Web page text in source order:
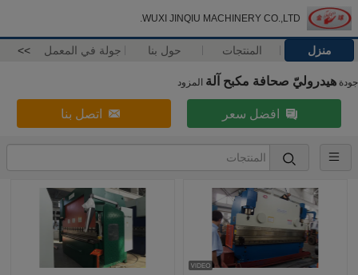
WUXI JINQIU MACHINERY CO.,LTD.
منزل المنتجات حول بنا جولة في المعمل >>
جودة هيدروليّ صحافة مكبح آلة المزود
افضل سعر اتصل بنا